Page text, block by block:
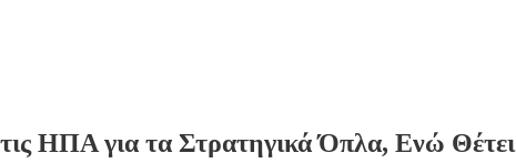
ΗΠΑ για τα Στρατηγικά Όπλα, Ενώ